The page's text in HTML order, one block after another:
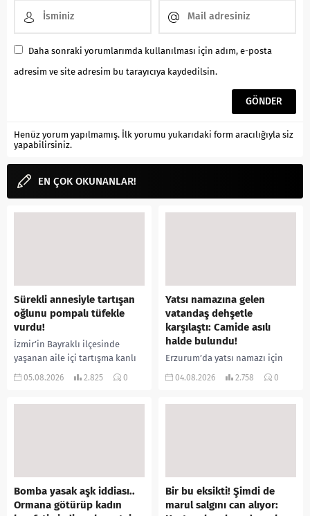
Daha sonraki yorumlarımda kullanılması için adım, e-posta
adresim ve site adresim bu tarayıcıya kaydedilsin.
Henüz yorum yapılmamış. İlk yorumu yukarıdaki form aracılığıyla siz
yapabilirsiniz.
EN ÇOK OKUNANLAR!
Sürekli annesiyle tartışan
oğlunu pompalı tüfekle
vurdu!
İzmir’in Bayraklı ilçesinde
yaşanan aile içi tartışma kanlı
bitti. İddiaya göre, uzun süredir
05.08.2026 2.825 0
Yatsı namazına gelen
vatandaş dehşetle
karşılaştı: Camide asılı
halde bulundu!
Erzurum’da yatsı namazı için
camiye gelen bir vatandaş,
04.08.2026 2.758 0
Bomba yasak aşk iddiası..
Ormana götürüp kadın
Bir bu eksikti! Şimdi de
marul salgını can alıyor: